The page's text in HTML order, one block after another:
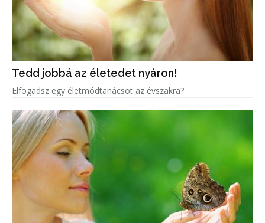
Tedd jobbá az életedet nyáron!
Elfogadsz egy életmódtanácsot az évszakra?